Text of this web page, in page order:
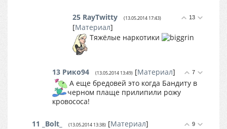
13
25 RayTwitty (13.05.2014 17:43)
[Материал]
Тяжёлые наркотики
7
13 Рико94 (13.05.2014 13:49) [Материал]
А еще бредовей это когда Бандиту в
черном плаще прилипили рожу
кровососа!
9
11 _Bolt_ (13.05.2014 13:38) [Материал]